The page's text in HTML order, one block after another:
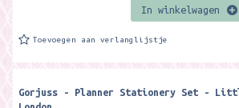
In winkelwagen
Toevoegen aan verlanglijstje
Gorjuss - Planner Stationery Set -